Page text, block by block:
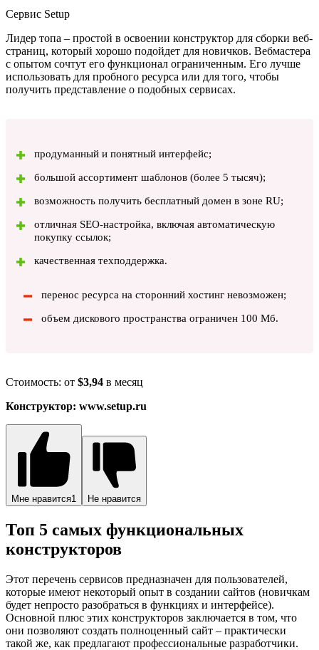
Сервис Setup
Лидер топа – простой в освоении конструктор для сборки веб-
страниц, который хорошо подойдет для новичков. Вебмастера
с опытом сочтут его функционал ограниченным. Его лучше
использовать для пробного ресурса или для того, чтобы
получить представление о подобных сервисах.
продуманный и понятный интерфейс;
большой ассортимент шаблонов (более 5 тысяч);
возможность получить бесплатный домен в зоне RU;
отличная SEO-настройка, включая автоматическую
покупку ссылок;
качественная техподдержка.
перенос ресурса на сторонний хостинг невозможен;
объем дискового пространства ограничен 100 Мб.
Стоимость: от $3,94 в месяц
Конструктор: www.setup.ru
Мне нравится1 Не нравится
Топ 5 самых функциональных
конструкторов
Этот перечень сервисов предназначен для пользователей,
которые имеют некоторый опыт в создании сайтов (новичкам
будет непросто разобраться в функциях и интерфейсе).
Основной плюс этих конструкторов заключается в том, что
они позволяют создать полноценный сайт – практически
такой же, как предлагают профессиональные разработчики.